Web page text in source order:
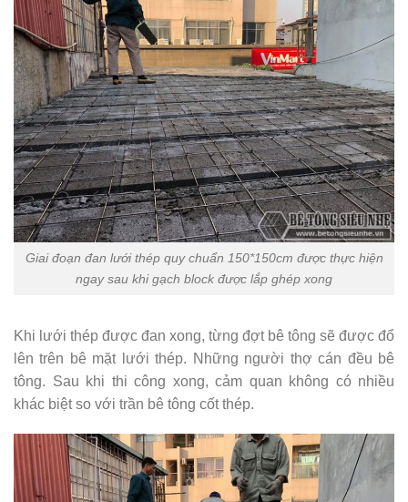
Giai đoạn đan lưới thép quy chuẩn 150*150cm được thực hiện
ngay sau khi gạch block được lắp ghép xong
Khi lưới thép được đan xong, từng đợt bê tông sẽ được đổ
lên trên bê mặt lưới thép. Những người thợ cán đều bê
tông. Sau khi thi công xong, cảm quan không có nhiều
khác biệt so với trần bê tông cốt thép.